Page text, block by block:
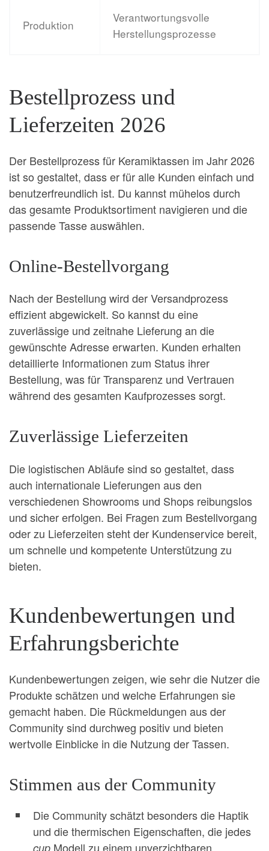
Produktion
Verantwortungsvolle
Herstellungsprozesse
Bestellprozess und
Lieferzeiten 2026
Der Bestellprozess für Keramiktassen im Jahr 2026
ist so gestaltet, dass er für alle Kunden einfach und
benutzerfreundlich ist. Du kannst mühelos durch
das gesamte Produktsortiment navigieren und die
passende Tasse auswählen.
Online-Bestellvorgang
Nach der Bestellung wird der Versandprozess
effizient abgewickelt. So kannst du eine
zuverlässige und zeitnahe Lieferung an die
gewünschte Adresse erwarten. Kunden erhalten
detaillierte Informationen zum Status ihrer
Bestellung, was für Transparenz und Vertrauen
während des gesamten Kaufprozesses sorgt.
Zuverlässige Lieferzeiten
Die logistischen Abläufe sind so gestaltet, dass
auch internationale Lieferungen aus den
verschiedenen Showrooms und Shops reibungslos
und sicher erfolgen. Bei Fragen zum Bestellvorgang
oder zu Lieferzeiten steht der Kundenservice bereit,
um schnelle und kompetente Unterstützung zu
bieten.
Kundenbewertungen und
Erfahrungsberichte
Kundenbewertungen zeigen, wie sehr die Nutzer die
Produkte schätzen und welche Erfahrungen sie
gemacht haben. Die Rückmeldungen aus der
Community sind durchweg positiv und bieten
wertvolle Einblicke in die Nutzung der Tassen.
Stimmen aus der Community
Die Community schätzt besonders die Haptik
und die thermischen Eigenschaften, die jedes
cup Modell zu einem unverzichtbaren